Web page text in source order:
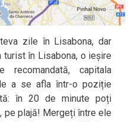
zile în Lisabona, dar
turist în Lisabona, o ieșire
capitala
a se afla într-o poziție
în 20 de minute poți
pe plajă! Mergeți între ele